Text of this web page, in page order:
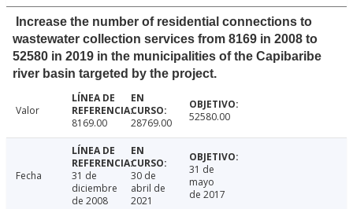
Increase the number of residential connections to
wastewater collection services from 8169 in 2008 to
52580 in 2019 in the municipalities of the Capibaribe
river basin targeted by the project.
Valor
8169.00
28769.00 52580.00
Fecha
31 de
diciembre
de 2008
30 de
abril de
2021
31 de
mayo
de 2017